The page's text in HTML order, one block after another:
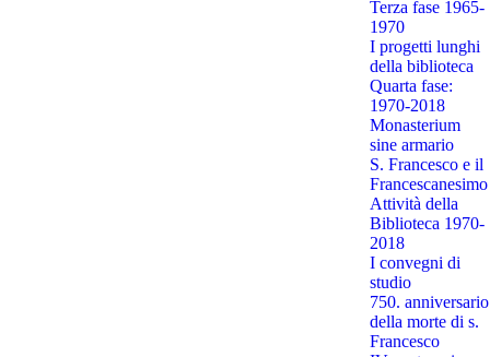
Terza fase 1965-
1970
I progetti lunghi
della biblioteca
Quarta fase:
1970-2018
Monasterium
sine armario
S. Francesco e il
Francescanesimo
Attività della
Biblioteca 1970-
2018
I convegni di
studio
750. anniversario
della morte di s.
Francesco